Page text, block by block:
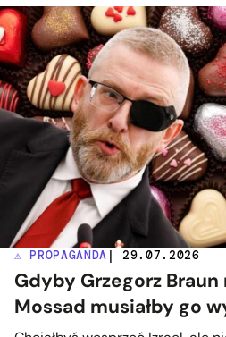
⚠️ PROPAGANDA | 29.07.2026
Gdyby Grzegorz Braun
Mossad musiałby go